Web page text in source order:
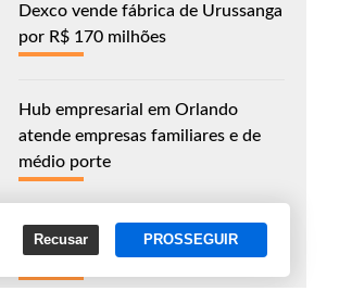
Recusar PROSSEGUIR
Dexco vende fábrica de Urussanga
por R$ 170 milhões
Hub empresarial em Orlando
atende empresas familiares e de
médio porte
Auge salarial no Brasil ocorre entre
46 e 55 anos